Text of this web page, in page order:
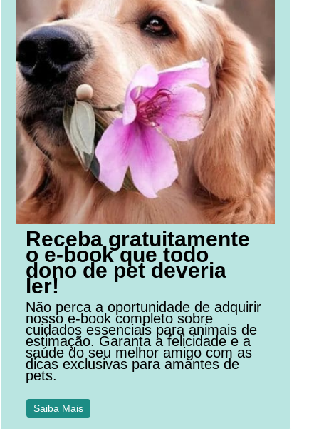
Receba gratuitamente
o e-book que todo
dono de pet deveria
ler!
Não perca a oportunidade de adquirir
nosso e-book completo sobre
cuidados essenciais para animais de
estimação. Garanta a felicidade e a
saúde do seu melhor amigo com as
dicas exclusivas para amantes de
pets.
Saiba Mais